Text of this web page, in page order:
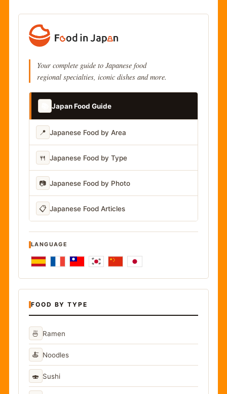
Your complete guide to Japanese food
regional specialties, iconic dishes and more.
Japan Food Guide
📍 Japanese Food by Area
🍴 Japanese Food by Type
📷 Japanese Food by Photo
📋 Japanese Food Articles
LANGUAGE
FOOD BY TYPE
🍜 Ramen
🍝 Noodles
🍣 Sushi